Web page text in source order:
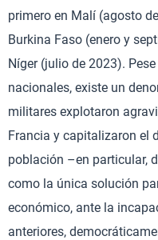
primero en Malí (agosto
Burkina Faso (enero y
Níger (julio de 2023).
nacionales, existe un
militares explotaron
Francia y capitalizaron el
población –en particular,
como la única solución
económico, ante la
anteriores,